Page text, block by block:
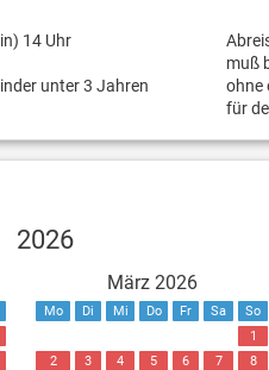
14 Uhr
muß
unter 3 Jahren
ohne
für
2026
März 2026
Mo Di Mi Do Fr Sa
So
1
2
3 4 5 6 7
8